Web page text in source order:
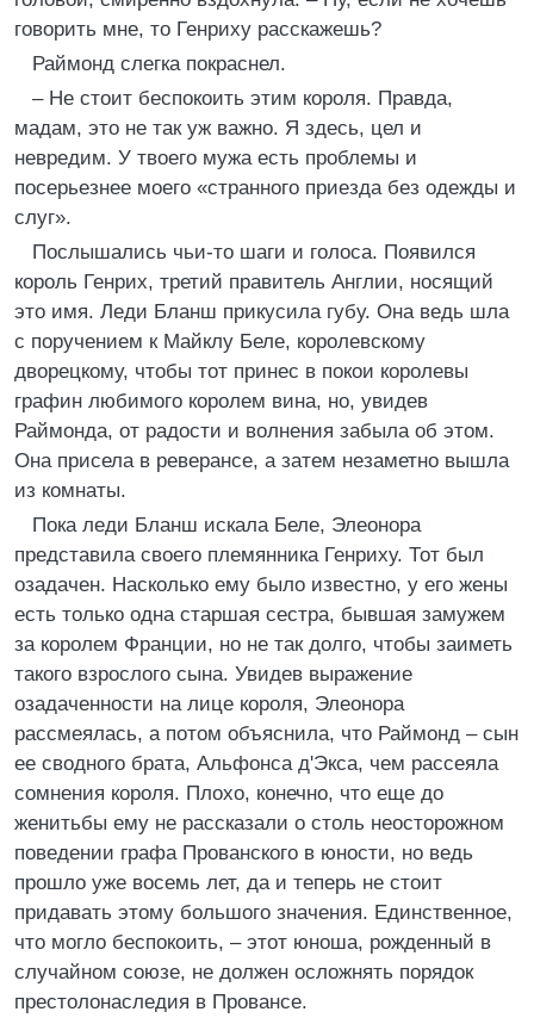
говорить мне, то Генриху расскажешь?
Раймонд слегка покраснел.
– Не стоит беспокоить этим короля. Правда,
мадам, это не так уж важно. Я здесь, цел и
невредим. У твоего мужа есть проблемы и
посерьезнее моего «странного приезда без одежды и
слуг».
Послышались чьи-то шаги и голоса. Появился
король Генрих, третий правитель Англии, носящий
это имя. Леди Бланш прикусила губу. Она ведь шла
с поручением к Майклу Беле, королевскому
дворецкому, чтобы тот принес в покои королевы
графин любимого королем вина, но, увидев
Раймонда, от радости и волнения забыла об этом.
Она присела в реверансе, а затем незаметно вышла
из комнаты.
Пока леди Бланш искала Беле, Элеонора
представила своего племянника Генриху. Тот был
озадачен. Насколько ему было известно, у его жены
есть только одна старшая сестра, бывшая замужем
за королем Франции, но не так долго, чтобы заиметь
такого взрослого сына. Увидев выражение
озадаченности на лице короля, Элеонора
рассмеялась, а потом объяснила, что Раймонд – сын
ее сводного брата, Альфонса д'Экса, чем рассеяла
сомнения короля. Плохо, конечно, что еще до
женитьбы ему не рассказали о столь неосторожном
поведении графа Прованского в юности, но ведь
прошло уже восемь лет, да и теперь не стоит
придавать этому большого значения. Единственное,
что могло беспокоить, – этот юноша, рожденный в
случайном союзе, не должен осложнять порядок
престолонаследия в Провансе.